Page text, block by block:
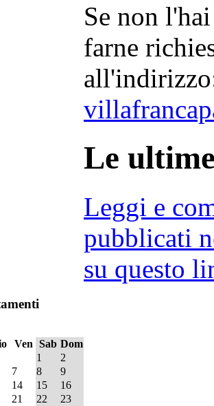
Se non
farne
Le
Leggi e
pubblicati
su questo
Ven Sab Dom
1
2
7 8
9
14 15
16
21 22
23